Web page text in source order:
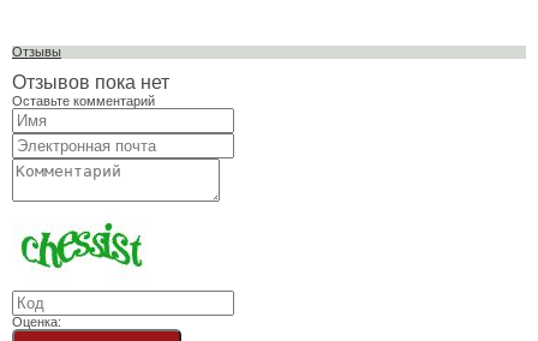
Отзывы
Отзывов пока нет
Оставьте комментарий
Оценка: